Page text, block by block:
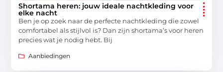
Shortama heren: jouw ideale nachtkleding voor
elke nacht
Ben je op zoek naar de perfecte nachtkleding die zowel
comfortabel als stijlvol is? Dan zijn shortama’s voor heren
precies wat je nodig hebt. Bij
Aanbiedingen